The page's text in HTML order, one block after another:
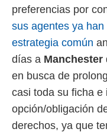
preferencias por
sus agentes ya han
estrategia común
días a Manchester
en busca de
casi toda su ficha e
opción/obligación
derechos, ya que